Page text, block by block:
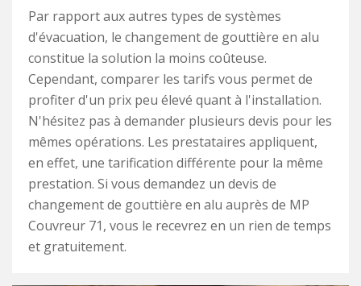
Par rapport aux autres types de systèmes
d'évacuation, le changement de gouttière en alu
constitue la solution la moins coûteuse.
Cependant, comparer les tarifs vous permet de
profiter d'un prix peu élevé quant à l'installation.
N'hésitez pas à demander plusieurs devis pour les
mêmes opérations. Les prestataires appliquent,
en effet, une tarification différente pour la même
prestation. Si vous demandez un devis de
changement de gouttière en alu auprès de MP
Couvreur 71, vous le recevrez en un rien de temps
et gratuitement.